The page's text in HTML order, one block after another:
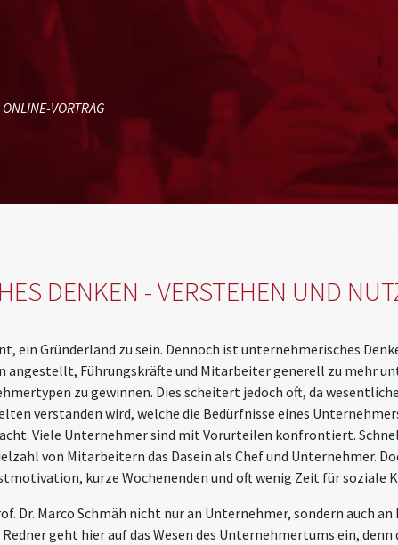
VORTRAG
DENKEN - VERSTEHEN UND
ein Gründerland zu sein. Dennoch ist unternehmerisches
angestellt, Führungskräfte und Mitarbeiter generell zu mehr
zu gewinnen. Dies scheitert jedoch oft, da
verstanden wird, welche die Bedürfnisse eines
Viele Unternehmer sind mit Vorurteilen konfrontiert.
von Mitarbeitern das Dasein als Chef und Unternehmer.
kurze Wochenenden und oft wenig Zeit für soziale
Dr. Marco Schmäh nicht nur an Unternehmer, sondern auch
geht hier auf das Wesen des Unternehmertums ein,